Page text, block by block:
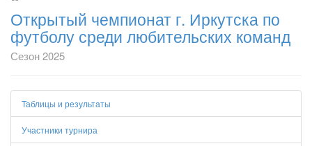
Открытый чемпионат г. Иркутска по
футболу среди любительских команд
Сезон 2025
Таблицы и результаты
Участники турнира